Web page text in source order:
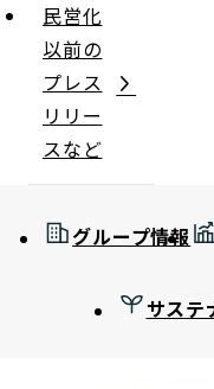
民営化
以前の
プレス
リリー
スなど
グループ情報
サステ